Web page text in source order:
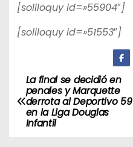
[soliloquy id=»55904″]
[soliloquy id=»51553″]
N
a
La final se decidió en
penales y Marquette
derrota al Deportivo 59
en la Liga Douglas
Infantil